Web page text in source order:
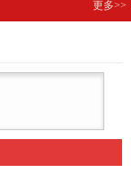
更多>>